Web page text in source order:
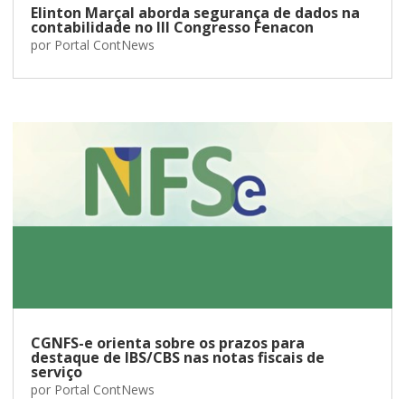
Elinton Marçal aborda segurança de dados na
contabilidade no III Congresso Fenacon
por Portal ContNews
CGNFS-e orienta sobre os prazos para
destaque de IBS/CBS nas notas fiscais de
serviço
por Portal ContNews